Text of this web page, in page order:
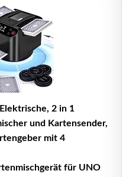
2 in 1
und Kartensender,
mit 4
für UNO